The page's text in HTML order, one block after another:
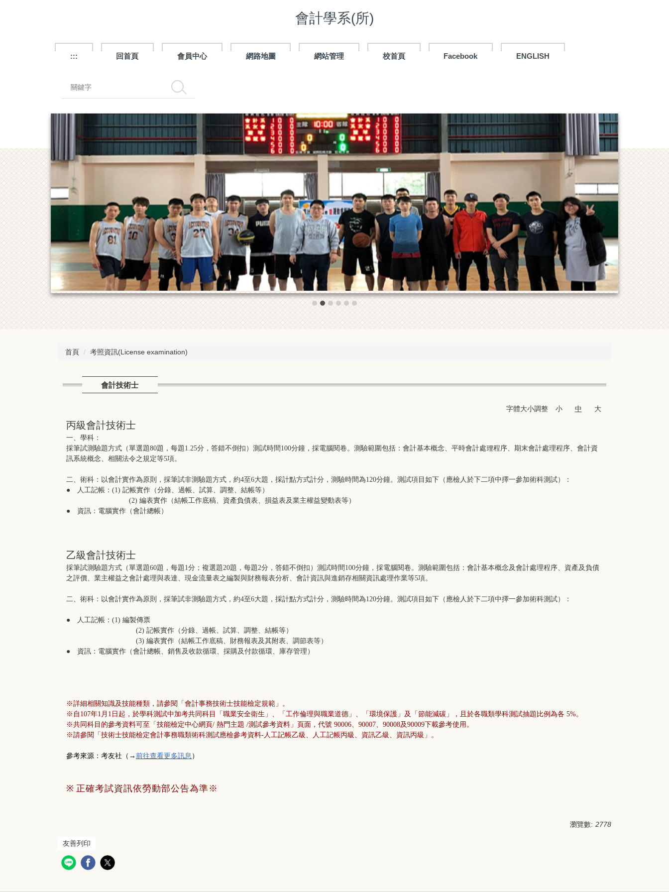
會計學系(所)
::: 回首頁 會員中心 網路地圖 網站管理 校首頁 Facebook ENGLISH
搜尋
首頁 考照資訊(License examination)
會計技術士
字體大小調整 小 中 大
丙級會計技術士
一、學科：
採筆試測驗題方式（單選題80題，每題1.25分，答錯不倒扣）測試時間100分鐘，採電腦閱卷。測驗範圍包括：會計基本概念、平時會計處理程序、期末會計處理程序、會計資
訊系統概念、相關法令之規定等5項。
二、術科：以會計實作為原則，採筆試非測驗題方式，約4至6大題，採計點方式計分，測驗時間為120分鐘。測試項目如下（應檢人於下二項中擇一參加術科測試）：
● 人工記帳：(1) 記帳實作（分錄、過帳、試算、調整、結帳等）
(2) 編表實作（結帳工作底稿、資產負債表、損益表及業主權益變動表等）
● 資訊：電腦實作（會計總帳）
乙級會計技術士
採筆試測驗題方式（單選題60題，每題1分；複選題20題，每題2分，答錯不倒扣）測試時間100分鐘，採電腦閱卷。測驗範圍包括：會計基本概念及會計處理程序、資產及負債
之評價、業主權益之會計處理與表達、現金流量表之編製與財務報表分析、會計資訊與進銷存相關資訊處理作業等5項。
二、術科：以會計實作為原則，採筆試非測驗題方式，約4至6大題，採計點方式計分，測驗時間為120分鐘。測試項目如下（應檢人於下二項中擇一參加術科測試）：
● 人工記帳：(1) 編製傳票
(2) 記帳實作（分錄、過帳、試算、調整、結帳等）
(3) 編表實作（結帳工作底稿、財務報表及其附表、調節表等）
● 資訊：電腦實作（會計總帳、銷售及收款循環、採購及付款循環、庫存管理）
※詳細相關知識及技能種類，請參閱「會計事務技術士技能檢定規範」。
※自107年1月1日起，於學科測試中加考共同科目「職業安全衛生」、「工作倫理與職業道德」、「環境保護」及「節能減碳」，且於各職類學科測試抽題比例為各 5%。
※共同科目的參考資料可至「技能檢定中心網頁/ 熱門主題 /測試參考資料」頁面，代號 90006、90007、90008及90009下載參考使用。
※請參閱「技術士技能檢定會計事務職類術科測試應檢參考資料-人工記帳乙級、人工記帳丙級、資訊乙級、資訊丙級」。
參考來源：考友社 （→ 前往查看更多訊息 ）
※ 正確考試資訊依勞動部公告為準※
瀏覽數: 2778
友善列印